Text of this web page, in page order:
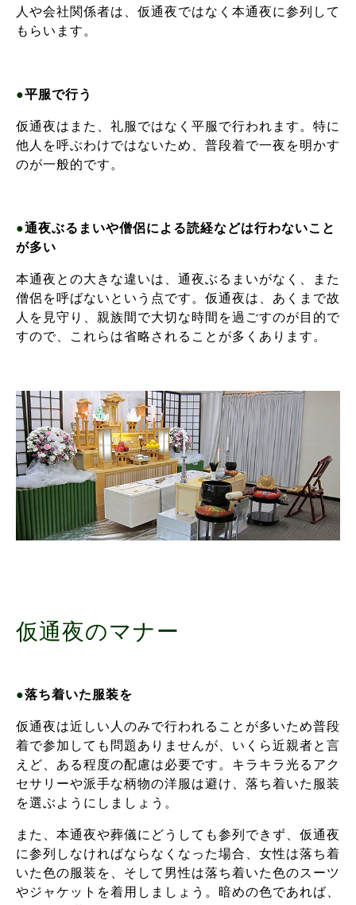
人や会社関係者は、仮通夜ではなく本通夜に参列して
もらいます。
●平服で行う
仮通夜はまた、礼服ではなく平服で行われます。特に
他人を呼ぶわけではないため、普段着で一夜を明かす
のが一般的です。
●通夜ぶるまいや僧侶による読経などは行わないこと
が多い
本通夜との大きな違いは、通夜ぶるまいがなく、また
僧侶を呼ばないという点です。仮通夜は、あくまで故
人を見守り、親族間で大切な時間を過ごすのが目的で
すので、これらは省略されることが多くあります。
仮通夜のマナー
●落ち着いた服装を
仮通夜は近しい人のみで行われることが多いため普段
着で参加しても問題ありませんが、いくら近親者と言
えど、ある程度の配慮は必要です。キラキラ光るアク
セサリーや派手な柄物の洋服は避け、落ち着いた服装
を選ぶようにしましょう。
また、本通夜や葬儀にどうしても参列できず、仮通夜
に参列しなければならなくなった場合、女性は落ち着
いた色の服装を、そして男性は落ち着いた色のスーツ
やジャケットを着用しましょう。暗めの色であれば、